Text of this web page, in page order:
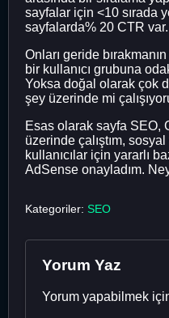
sayfalar için <10 sırada
sayfalarda% 20 CTR var.
Onları geride
bir kullanıcı grubuna
Yoksa doğal olarak çok
şey üzerinde mi
Esas olarak sayfa SEO,
üzerinde çalıştım, sosyal
kullanıcılar için yararlı
AdSense onayladım.
Kategoriler: SEO
Yorum Yaz
Yorum yapabilmek